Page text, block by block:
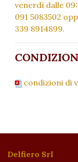
venerdì dalle
091 5083502
339 8914899.
condizioni di
Delfiero Srl